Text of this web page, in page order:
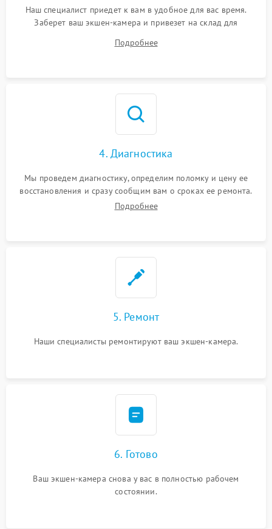
Наш специалист приедет к вам в удобное для вас время.
Заберет ваш экшен-камера и привезет на склад для
Подробнее
4. Диагностика
Мы проведем диагностику, определим поломку и цену ее
восстановления и сразу сообщим вам о сроках ее ремонта.
Подробнее
5. Ремонт
Наши специалисты ремонтируют ваш экшен-камера.
6. Готово
Ваш экшен-камера снова у вас в полностью рабочем
состоянии.